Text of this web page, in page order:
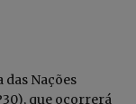
das Nações
que ocorrerá